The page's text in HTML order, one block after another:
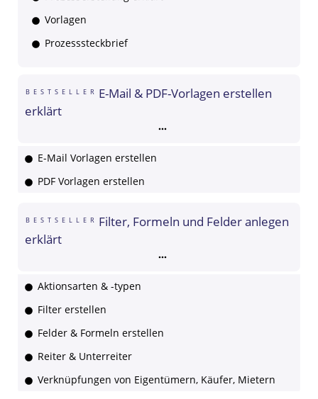
Vorlagen
Prozesssteckbrief
BESTSELLER
E-Mail & PDF-Vorlagen erstellen
erklärt
E-Mail Vorlagen erstellen
PDF Vorlagen erstellen
BESTSELLER
Filter, Formeln und Felder anlegen
erklärt
Aktionsarten & -typen
Filter erstellen
Felder & Formeln erstellen
Reiter & Unterreiter
Verknüpfungen von Eigentümern, Käufer, Mietern